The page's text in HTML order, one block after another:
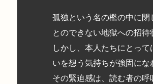
孤独という名の檻の中に
とのできない地獄への招
しかし、本人たちにとっ
いを想う気持ちが強固にな
その緊迫感は、読む者の呼